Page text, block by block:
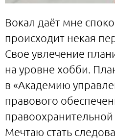
Вокал даёт мне
происходит некая
Свое увлечение
на уровне хобби.
в «Академию
правового
правоохранительной
Мечтаю стать